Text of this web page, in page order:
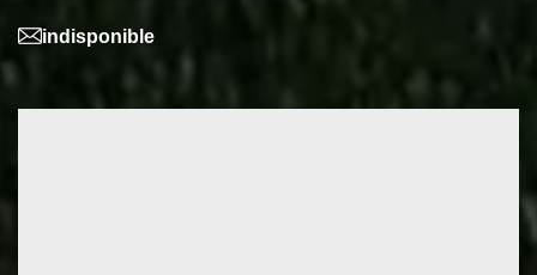
indisponible